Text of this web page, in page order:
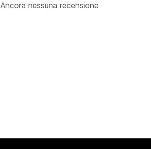
Ancora nessuna recensione